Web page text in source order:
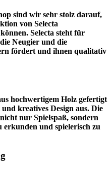
sind wir sehr stolz darauf,
von Selecta
Selecta steht für
Neugier und die
fördert und ihnen qualitativ
hochwertigem Holz gefertigt
kreatives Design aus. Die
nur Spielspaß, sondern
erkunden und spielerisch zu